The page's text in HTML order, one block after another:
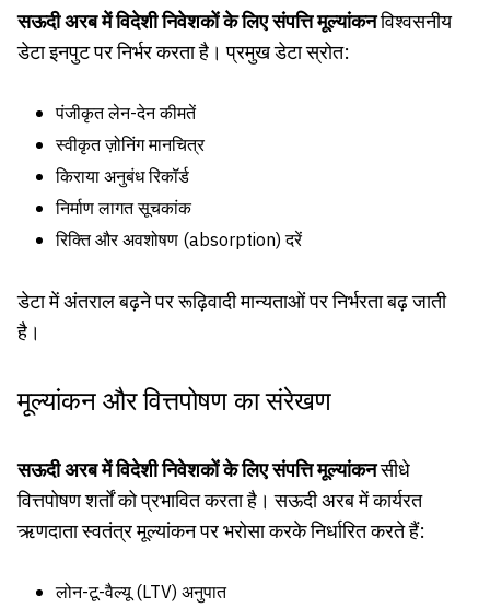
सऊदी अरब में विदेशी निवेशकों के लिए संपत्ति मूल्यांकनविश्वसनीय
डेटा इनपुट पर निर्भर करता है। प्रमुख डेटा स्रोत:
पंजीकृत लेन-देन कीमतें
स्वीकृत ज़ोनिंग मानचित्र
किराया अनुबंध रिकॉर्ड
निर्माण लागत सूचकांक
रिक्ति और अवशोषण (absorption) दरें
डेटा में अंतराल बढ़ने पर रूढ़िवादी मान्यताओं पर निर्भरता बढ़ जाती
है।
मूल्यांकन और वित्तपोषण का संरेखण
सऊदी अरब में विदेशी निवेशकों के लिए संपत्ति मूल्यांकनसीधे
वित्तपोषण शर्तों को प्रभावित करता है। सऊदी अरब में कार्यरत
ऋणदाता स्वतंत्र मूल्यांकन पर भरोसा करके निर्धारित करते हैं:
लोन-टू-वैल्यू (LTV) अनुपात